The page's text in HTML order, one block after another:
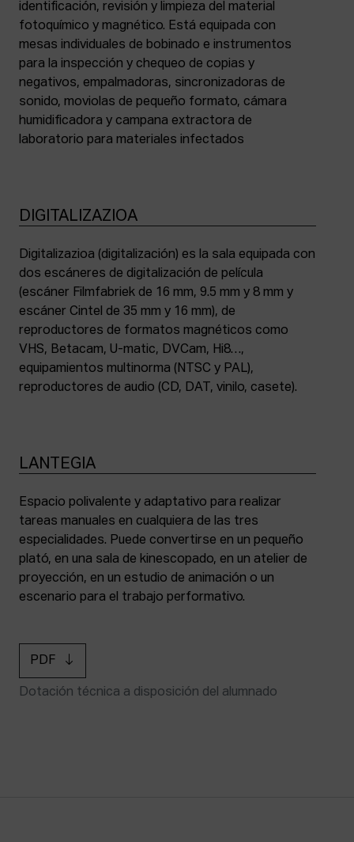
identificación, revisión y limpieza del material
fotoquímico y magnético. Está equipada con
mesas individuales de bobinado e instrumentos
para la inspección y chequeo de copias y
negativos, empalmadoras, sincronizadoras de
sonido, moviolas de pequeño formato, cámara
humidificadora y campana extractora de
laboratorio para materiales infectados
DIGITALIZAZIOA
Digitalizazioa (digitalización) es la sala equipada con
dos escáneres de digitalización de película
(escáner Filmfabriek de 16 mm, 9.5 mm y 8 mm y
escáner Cintel de 35 mm y 16 mm), de
reproductores de formatos magnéticos como
VHS, Betacam, U-matic, DVCam, Hi8…,
equipamientos multinorma (NTSC y PAL),
reproductores de audio (CD, DAT, vinilo, casete).
LANTEGIA
Espacio polivalente y adaptativo para realizar
tareas manuales en cualquiera de las tres
especialidades. Puede convertirse en un pequeño
plató, en una sala de kinescopado, en un atelier de
proyección, en un estudio de animación o un
escenario para el trabajo performativo.
PDF
Dotación técnica a disposición del alumnado